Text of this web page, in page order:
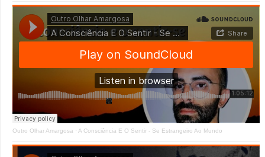
Outro Olhar Amargosa · A Consciência E O Sentir - Se Estrangeiro Ao Mundo